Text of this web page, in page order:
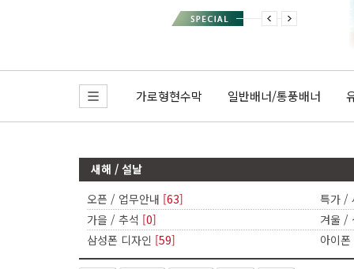
가로형현수막 일반배너/통풍배너
새해 / 설날
오픈 / 업무안내 [63]
특가 /
가을 / 추석 [0]
겨울 /
삼성폰 디자인 [59] 아이